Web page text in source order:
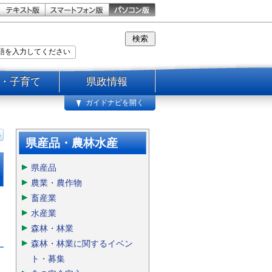
子育て 県政情報
ガイドナビを開く
県産品・農林水産
県産品
農業・農作物
畜産業
水産業
森林・林業
森林・林業に関するイベン
ト・募集